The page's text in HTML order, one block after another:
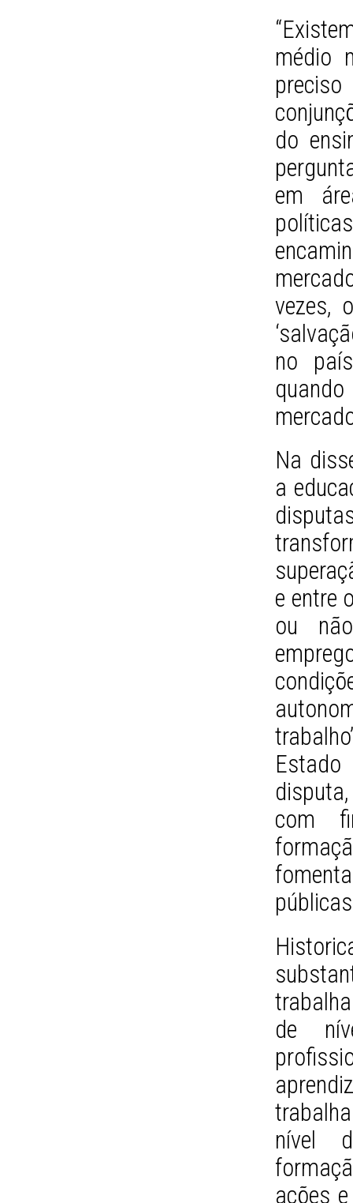
médio
do
em
vezes,
no
Na
a
e entre
ou
com
de
nível
ações